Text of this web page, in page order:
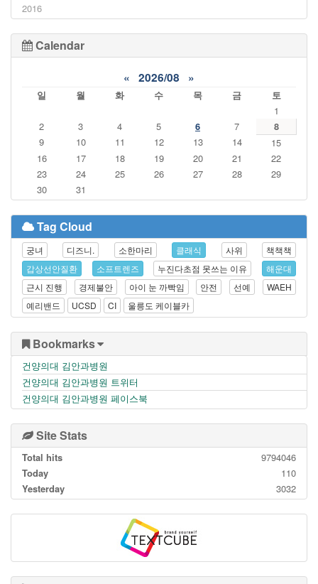
2016
Calendar
« 2026/08 »
일 월 화 수 목 금
토
1
2
3 4 5 6 7
8
9
10 11 12 13 14
15
16
17 18 19 20 21
22
23
24 25 26 27 28
29
30
31
Tag Cloud
궁녀 디즈니. 소한마리 클래식 사위
책책책
갑상선안질환
소프트렌즈 누진다초점 못쓰는 이유
해운대
근시 진행
경제불안 아이 눈 까빡임 안전 선예
WAEH
예리밴드
UCSD CI 울릉도 케이블카
Bookmarks
건양의대 김안과병원
건양의대 김안과병원 트위터
건양의대 김안과병원 페이스북
Site Stats
Total hits
9794046
Today
110
Yesterday
3032